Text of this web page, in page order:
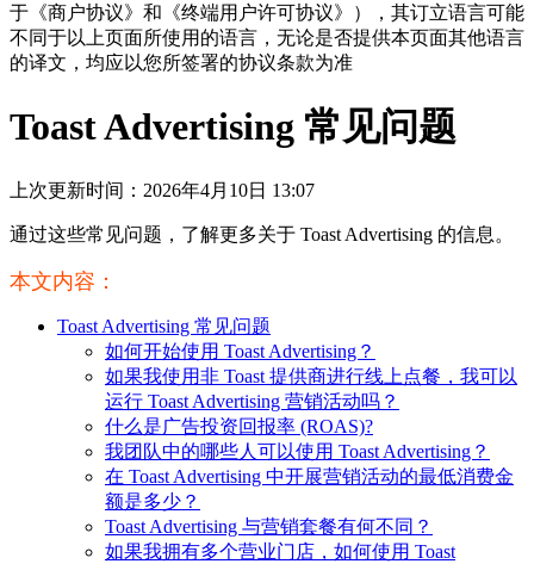
于《商户协议》和《终端用户许可协议》），其订立语言可能
不同于以上页面所使用的语言，无论是否提供本页面其他语言
的译文，均应以您所签署的协议条款为准
Toast Advertising 常见问题
上次更新时间：2026年4月10日 13:07
通过这些常见问题，了解更多关于 Toast Advertising 的信息。
本文内容：
Toast Advertising 常见问题
如何开始使用 Toast Advertising？
如果我使用非 Toast 提供商进行线上点餐，我可以
运行 Toast Advertising 营销活动吗？
什么是广告投资回报率 (ROAS)?
我团队中的哪些人可以使用 Toast Advertising？
在 Toast Advertising 中开展营销活动的最低消费金
额是多少？
Toast Advertising 与营销套餐有何不同？
如果我拥有多个营业门店，如何使用 Toast